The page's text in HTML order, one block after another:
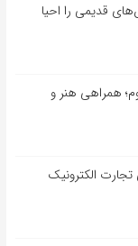
قدیمی را احیا
همراهی هنر و
تجارت الکترونیک